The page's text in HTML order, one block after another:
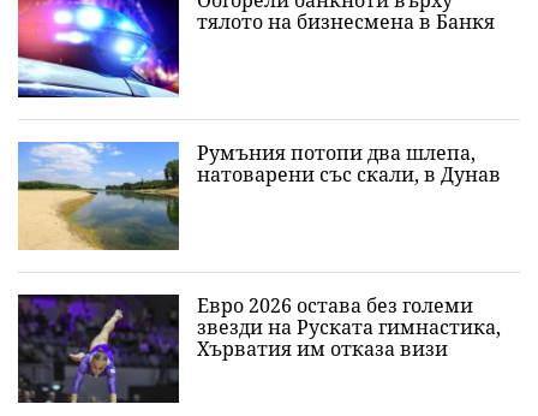
тялото на бизнесмена в Банкя
Румъния потопи два шлепа,
натоварени със скали, в Дунав
Евро 2026 остава без големи
звезди на Руската гимнастика,
Хърватия им отказа визи